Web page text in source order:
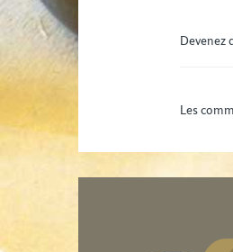
Devenez
Les